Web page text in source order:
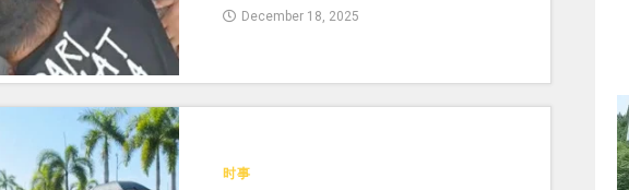
December 18, 2025
时事